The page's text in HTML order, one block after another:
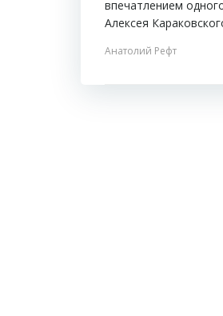
впечатлением
Алексея
Анатолий Рефт